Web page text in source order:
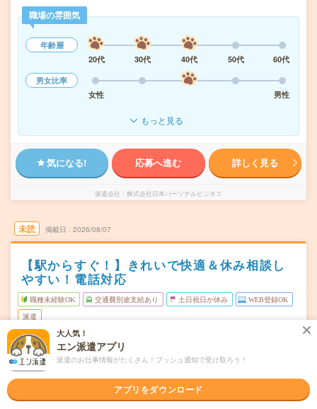
職場の雰囲気
年齢層
20代
30代 40代 50代
60代
男女比率
女性
男性
もっと見る
気になる! 応募へ進む 詳しく見る
派遣会社 株式会社日本パーソナルビジネス
未読 掲載日 2026/08/07
【駅からすぐ！】きれいで快適＆休み相談し
やすい！電話対応
職種未経験OK 交通費別途支給あり 土日祝日が休み WEB登録OK
派遣
勤務地
千葉市中央区
市役所前(千葉県)駅から徒歩4分／千葉みなと駅から徒歩7
月～金（週5日） ※土日祝休み！
大人気！
エン派遣アプリ
派遣のお仕事情報がたくさん！プッシュ通知で受け取ろう！
アプリをダウンロード